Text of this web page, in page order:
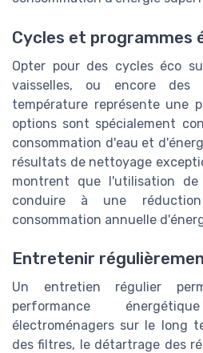
Cycles et programmes
Opter pour des cycles éco
vaisselles, ou encore des
température représente une
options sont spécialement
consommation d'eau et
résultats de nettoyage
montrent que l'utilisation de
conduire à une
consommation annuelle
Entretenir
Un entretien régulier
performance
électroménagers sur le long
des filtres, le détartrage des